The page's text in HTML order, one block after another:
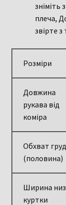
зніміть
плеча,
звірте
Розміри
Довжина
рукава від
коміра
Обхват
(половина)
Ширина
куртки